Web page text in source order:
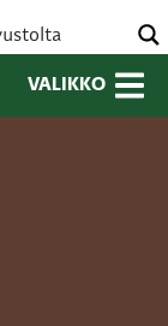
VALIKKO